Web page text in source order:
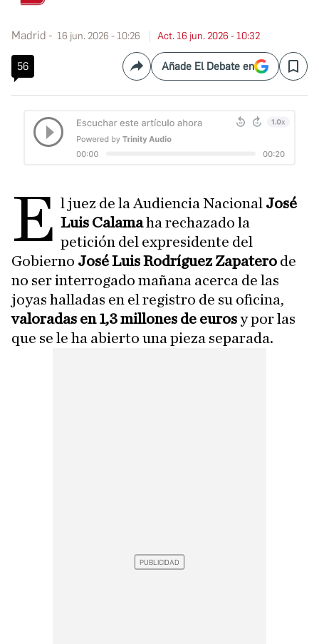
Madrid 16 jun. 2026 - 10:26 Act. 16 jun. 2026 - 10:32
56 CompartirAñade El Debate en Save
E l juez de la Audiencia Nacional José
Luis Calamaha rechazado la
petición del expresidente del
Gobierno José Luis Rodríguez Zapatero de
no ser interrogado mañana acerca de las
joyas halladas en el registro de su oficina,
valoradas en 1,3 millones de eurosy por las
que se le ha abierto una pieza separada.